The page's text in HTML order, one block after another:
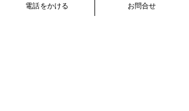
電話をかける お問合せ